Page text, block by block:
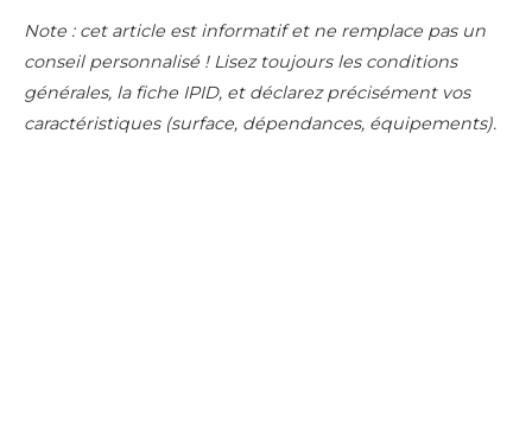
Note : cet article est informatif et ne remplace pas un
conseil personnalisé ! Lisez toujours les conditions
générales, la fiche IPID, et déclarez précisément vos
caractéristiques (surface, dépendances, équipements).